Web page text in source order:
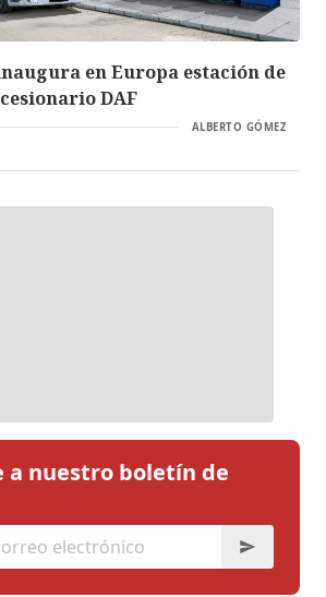
en Europa estación de
DAF
ALBERTO GÓMEZ
a nuestro boletín de